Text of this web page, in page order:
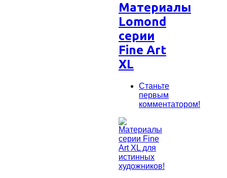
Материалы
Lomond
серии
Fine Art
XL
Станьте
первым
комментатором!